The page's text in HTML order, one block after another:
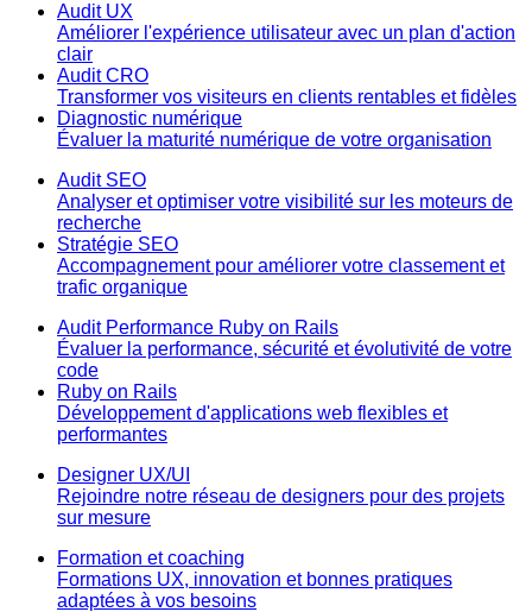
Audit UX
Améliorer l'expérience utilisateur avec un plan d'action
clair
Audit CRO
Transformer vos visiteurs en clients rentables et fidèles
Diagnostic numérique
Évaluer la maturité numérique de votre organisation
Audit SEO
Analyser et optimiser votre visibilité sur les moteurs de
recherche
Stratégie SEO
Accompagnement pour améliorer votre classement et
trafic organique
Audit Performance Ruby on Rails
Évaluer la performance, sécurité et évolutivité de votre
code
Ruby on Rails
Développement d'applications web flexibles et
performantes
Designer UX/UI
Rejoindre notre réseau de designers pour des projets
sur mesure
Formation et coaching
Formations UX, innovation et bonnes pratiques
adaptées à vos besoins